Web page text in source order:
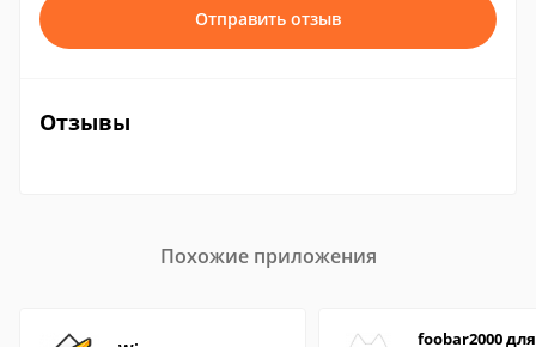
Отправить отзыв
Отзывы
Похожие приложения
foobar2000 для